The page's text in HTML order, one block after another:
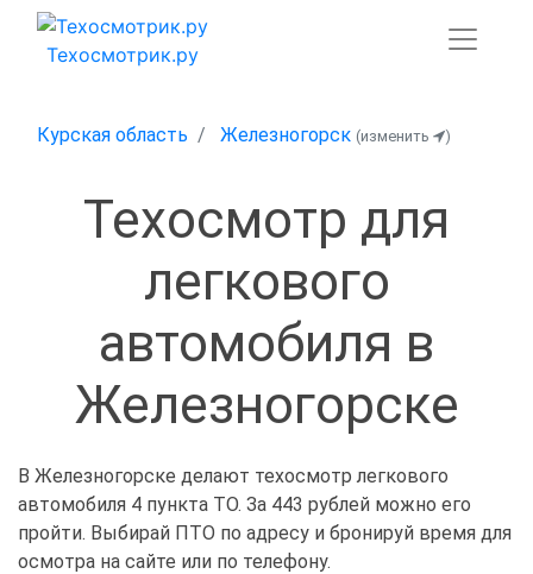
Техосмотрик.ру
Курская область Железногорск (изменить )
Техосмотр для
легкового
автомобиля в
Железногорске
В Железногорске делают техосмотр легкового
автомобиля 4 пункта ТО. За 443 рублей можно его
пройти. Выбирай ПТО по адресу и бронируй время для
осмотра на сайте или по телефону.